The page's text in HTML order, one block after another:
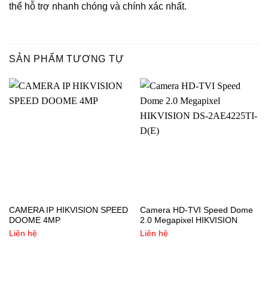
thể hỗ trợ nhanh chóng và chính xác nhất.
SẢN PHẨM TƯƠNG TỰ
CAMERA IP HIKVISION SPEED
DOOME 4MP
Liên hệ
Camera HD-TVI Speed Dome
2.0 Megapixel HIKVISION
Liên hệ